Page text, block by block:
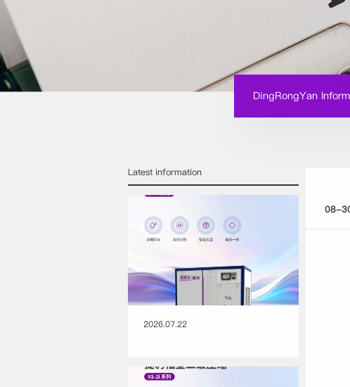
DingRongYan
Latest information
2026.07.22
08-